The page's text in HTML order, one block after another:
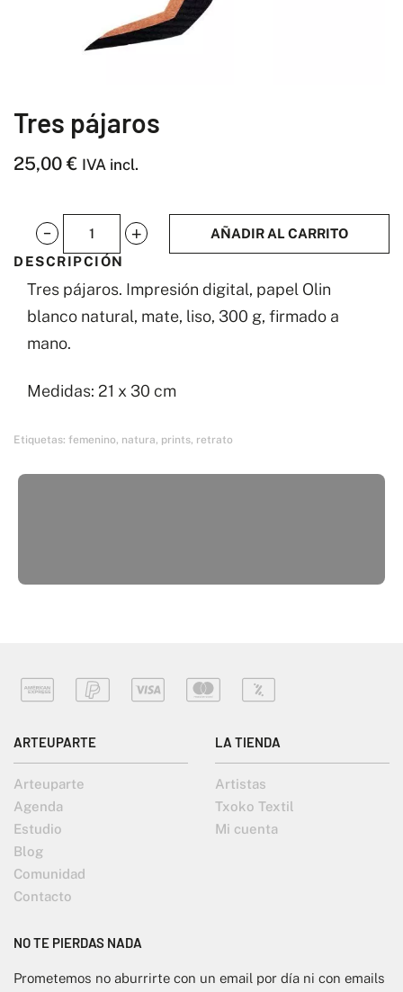
Tres pájaros
25,00€ IVA incl.
Tres
pájaros
cantidad
AÑADIR AL CARRITO
DESCRIPCIÓN
Tres pájaros. Impresión digital, papel Olin
blanco natural, mate, liso, 300 g, firmado a
mano.
Medidas: 21 x 30 cm
Etiquetas: femenino, natura, prints, retrato
ARTEUPARTE
Arteuparte
Agenda
Estudio
Blog
Comunidad
Contacto
LA TIENDA
Artistas
Txoko Textil
Mi cuenta
NO TE PIERDAS NADA
Prometemos no aburrirte con un email por día ni con emails